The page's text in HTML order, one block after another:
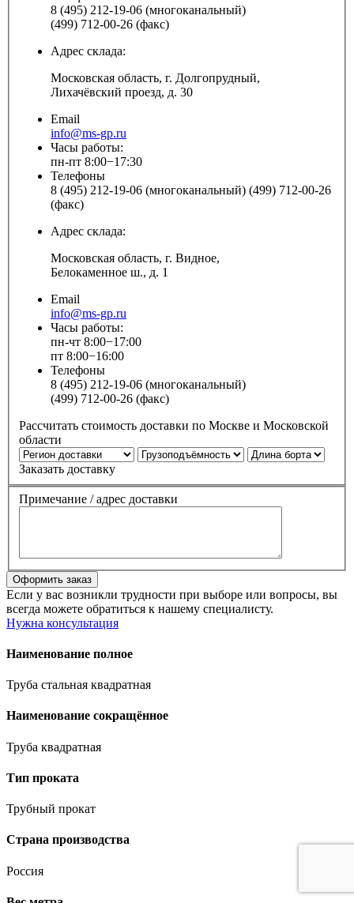
8 (495) 212-19-06 (многоканальный)
(499) 712-00-26 (факс)
Адрес склада:
Московская область, г. Долгопрудный,
Лихачёвский проезд, д. 30
Email
info@ms-gp.ru
Часы работы:
пн-пт 8:00−17:30
Телефоны
8 (495) 212-19-06 (многоканальный) (499) 712-00-26
(факс)
Адрес склада:
Московская область, г. Видное,
Белокаменное ш., д. 1
Email
info@ms-gp.ru
Часы работы:
пн-чт 8:00−17:00
пт 8:00−16:00
Телефоны
8 (495) 212-19-06 (многоканальный)
(499) 712-00-26 (факс)
Рассчитать стоимость доставки по Москве и Московской
области
Заказать доставку
Примечание / адрес доставки
Если у вас возникли трудности при выборе или вопросы, вы
всегда можете обратиться к нашему специалисту.
Нужна консультация
Наименование полное
Труба стальная квадратная
Наименование сокращённое
Труба квадратная
Тип проката
Трубный прокат
Страна производства
Россия